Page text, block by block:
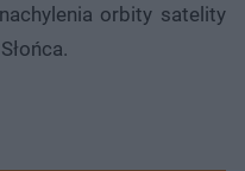
orbity satelity